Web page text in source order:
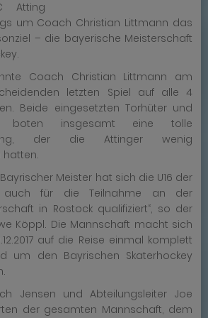
Atting
um Coach Christian Littmann das
– die bayerische Meisterschaft
Coach Christian Littmann am
letzten Spiel auf alle 4
Beide eingesetzten Torhüter und
boten insgesamt eine tolle
der die Attinger wenig
hatten.
Meister hat sich die U16 der
auch für die Teilnahme an der
in Rostock qualifiziert“, so der
Köppl. Die Mannschaft macht sich
auf die Reise einmal komplett
um den Bayrischen Skaterhockey
Jensen und Abteilungsleiter Joe
der gesamten Mannschaft, dem